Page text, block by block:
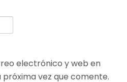
electrónico y web en
vez que comente.